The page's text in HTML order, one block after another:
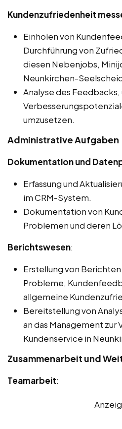
Kundenzufriedenheit
Einholen von
Durchführung von
diesen Nebenjobs,
Neunkirchen-
Analyse des Feedbacks,
umzusetzen.
Administrative Aufgaben
Dokumentation und
Erfassung und
im CRM-System.
Dokumentation von
Problemen und deren
Berichtswesen:
Erstellung von
Probleme,
allgemeine
Bereitstellung von
an das Management zur
Kundenservice in
Zusammenarbeit und
Teamarbeit: